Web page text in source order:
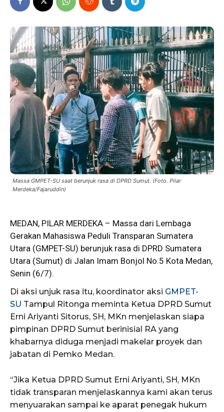
Massa GMPET-SU saat berunjuk rasa di DPRD Sumut. (Foto. Pilar
Merdeka/Fajaruddin)
MEDAN, PILAR MERDEKA – Massa dari Lembaga
Gerakan Mahasiswa Peduli Transparan Sumatera
Utara (GMPET-SU) berunjuk rasa di DPRD Sumatera
Utara (Sumut) di Jalan Imam Bonjol No.5 Kota Medan,
Senin (6/7).
Di aksi unjuk rasa itu, koordinator aksi GMPET-
SU Tampul Ritonga meminta Ketua DPRD Sumut
Erni Ariyanti Sitorus, SH, MKn menjelaskan siapa
pimpinan DPRD Sumut berinisial RA yang
khabarnya diduga menjadi makelar proyek dan
jabatan di Pemko Medan.
“Jika Ketua DPRD Sumut Erni Ariyanti, SH, MKn
tidak transparan menjelaskannya kami akan terus
menyuarakan sampai ke aparat penegak hukum